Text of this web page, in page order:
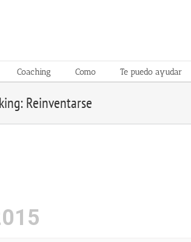
Coaching Como Te puedo ayudar
Reinventarse